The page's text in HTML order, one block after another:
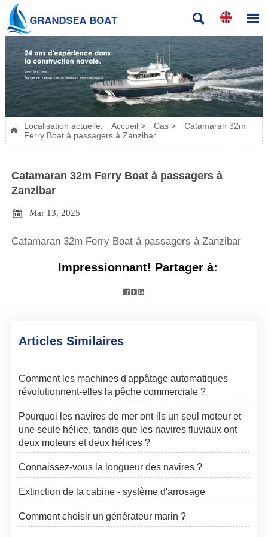
 
 Localisation actuelle: Accueil> Cas>
Catamaran 32m
Ferry Boat à passagers à Zanzibar
Catamaran 32m Ferry Boat à passagers à
Zanzibar

Mar 13, 2025
Catamaran 32m Ferry Boat à passagers à Zanzibar
Impressionnant! Partager à:

Articles Similaires
Comment les machines d'appâtage automatiques
révolutionnent-elles la pêche commerciale ?
Pourquoi les navires de mer ont-ils un seul moteur et
une seule hélice, tandis que les navires fluviaux ont
deux moteurs et deux hélices ?
Connaissez-vous la longueur des navires ?
Extinction de la cabine - système d'arrosage
Comment choisir un générateur marin ?